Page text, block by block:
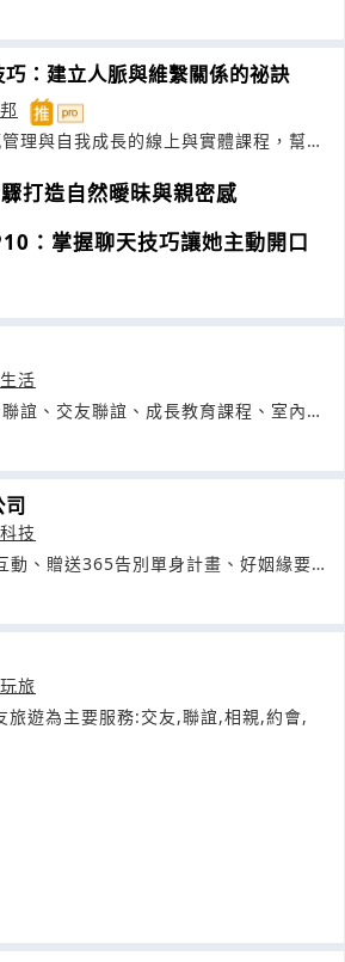
：建立人脈與維繫關係的祕訣
理與自我成長的線上與實體課程，幫助
打造自然曖昧與親密感
：掌握聊天技巧讓她主動開口
活
誼、交友聯誼、成長教育課程、室內聯
司
技
、贈送365告別單身計畫、好姻緣要從
旅
旅遊為主要服務:交友,聯誼,相親,約會,